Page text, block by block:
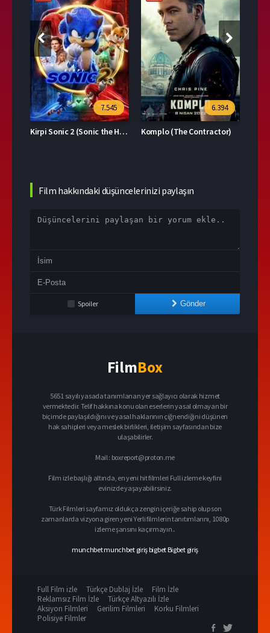
7.545
Kirpi Sonic 2 (Sonic the Hedgehog 2)
6.394
Komplo (The Contractor)
Film hakkındaki düşüncelerinizi paylaşın
Spoiler Gönder
FilmBox
5651 sayılı yasada tanımlanan yer sağlayıcı olarak hizmet
vermektedir. Telif hakkına konu olan eserlerin yasal olmayan bir
biçimde paylaşıldığını ve yasal haklarının çiğnendiğini düşünen
hak sahipleri veya meslek birlikleri, iletişim sayfasından bize
ulaşabilirler.
Mail : boxreport@proton.me
Film izle başlığı altında, en yeni hit filmleri Full izleme keyfini
evinizde yaşayabilirsiniz.
Türk Filmleri sayfamız oldukça zengin içeriğe sahip olup son
zamanlarda vizyona giren yeni Yerli filmlerin tanıtımlarını, 1080p
izleme şansını kaçırmayın..
munchbetmunchbet giriş bigbet Bigbet giriş
Full Film izle Türkçe Dublaj İzle
Film İzle
Reklamsız Film İzle
Türkçe Altyazılı İzle
Aksiyon Filmleri
Gerilim Filmleri
Korku Filmleri
Polisiye Filmler